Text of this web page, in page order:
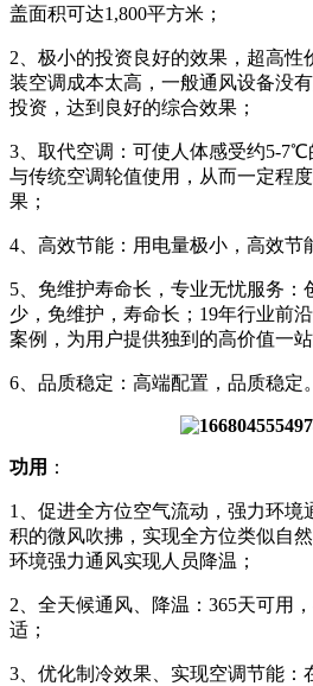
盖面积可达1,800平方米；
2、极小的投资良好的效果，超高性
装空调成本太高，一般通风设备没
投资，达到良好的综合效果；
3、取代空调：可使人体感受约5-
与传统空调轮值使用，从而一定程
果；
4、高效节能：用电量极小，高效节
5、免维护寿命长，专业无忧服务：
少，免维护，寿命长；19年行业前
案例，为用户提供独到的高价值一站
6、品质稳定：高端配置，品质稳定。
功用 ：
1、促进全方位空气流动，强力环境
积的微风吹拂，实现全方位类似自
环境强力通风实现人员降温；
2、全天候通风、降温：365天可用
适；
3、优化制冷效果、实现空调节能：